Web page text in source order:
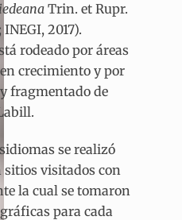
Trin. et Rupr.
2017).
rodeado por áreas
crecimiento y por
fragmentado de
se realizó
visitados con
la cual se tomaron
para cada